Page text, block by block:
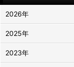
2026年
2025年
2023年